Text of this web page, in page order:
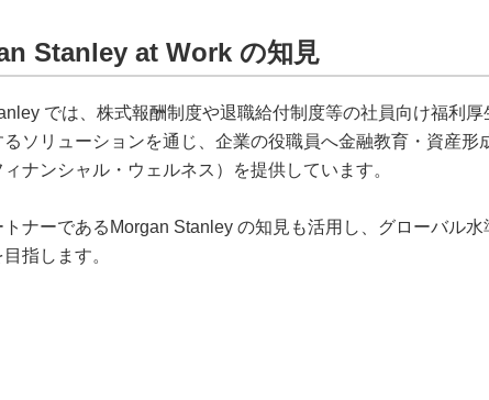
Stanley at Work の知見
では、株式報酬制度や退職給付制度等の社員向け福利厚
ソリューションを通じ、企業の役職員へ金融教育・資産形
ナンシャル・ウェルネス）を提供しています。
ナーであるMorgan Stanley の知見も活用し、グローバル水
指します。